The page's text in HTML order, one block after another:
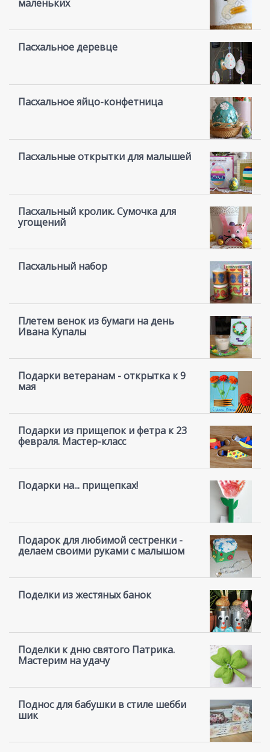
маленьких
Пасхальное деревце
Пасхальное яйцо-конфетница
Пасхальные открытки для малышей
Пасхальный кролик. Сумочка для
угощений
Пасхальный набор
Плетем венок из бумаги на день
Ивана Купалы
Подарки ветеранам - открытка к 9
мая
Подарки из прищепок и фетра к 23
февраля. Мастер-класс
Подарки на... прищепках!
Подарок для любимой сестренки -
делаем своими руками с малышом
Поделки из жестяных банок
Поделки к дню святого Патрика.
Мастерим на удачу
Поднос для бабушки в стиле шебби
шик